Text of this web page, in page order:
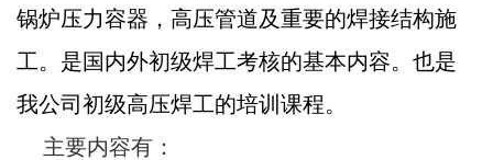
锅炉压力容器，高压管道及重要的焊接结构施
工。是国内外初级焊工考核的基本内容。也是
我公司初级高压焊工的培训课程。
主要内容有：